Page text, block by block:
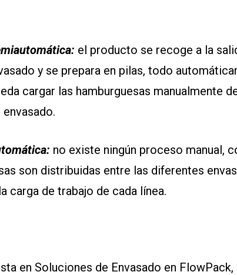
el producto se recoge a la
y se prepara en pilas, todo
cargar las hamburguesas manualmente
no existe ningún proceso manual,
son distribuidas entre las diferentes
carga de trabajo de cada línea.
en Soluciones de Envasado en